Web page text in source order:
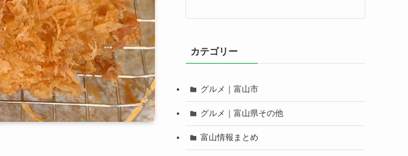
カテゴリー
グルメ｜富山市
グルメ｜富山県その他
富山情報まとめ